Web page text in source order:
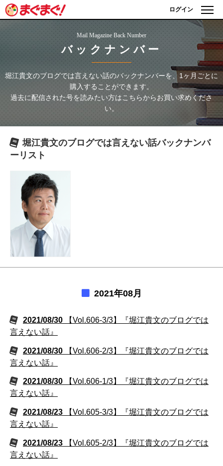
ログイン
Mail Magazine Back Number
バックナンバー
堀江貴文のブログでは言えない話のバックナンバーを、1ヶ月ごとに
購入することができます。
過去に配信された号を読みたい方はこちらからお買い求めくださ
い。
堀江貴文のブログでは言えない話バックナンバ
ーリスト
2021年08月
2021/08/30
【Vol.606-3/3】『堀江貴文のブログでは
言えない話』
2021/08/30
【Vol.606-2/3】『堀江貴文のブログでは
言えない話』
2021/08/30
【Vol.606-1/3】『堀江貴文のブログでは
言えない話』
2021/08/23
【Vol.605-3/3】『堀江貴文のブログでは
言えない話』
2021/08/23
【Vol.605-2/3】『堀江貴文のブログでは
言えない話』